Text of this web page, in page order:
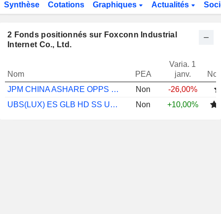
Synthèse Cotations Graphiques Actualités
2 Fonds positionnés sur Foxconn Industrial
Internet Co., Ltd.
Nom PEA
Varia. 1
janv.
JPM CHINA ASHARE OPPS C ACC USD
Non
-26,00%
UBS(LUX) ES GLB HD SS USD I-X-ACC
Non +10,00%